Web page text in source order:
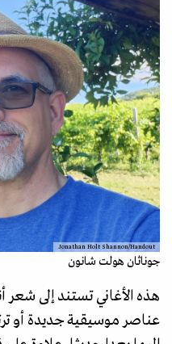
Jonathan Holt Shannon/Handout
جوناثان هولت شانون
هذه الأغاني تستند إلى
عناصر موسيقية جديدة أو